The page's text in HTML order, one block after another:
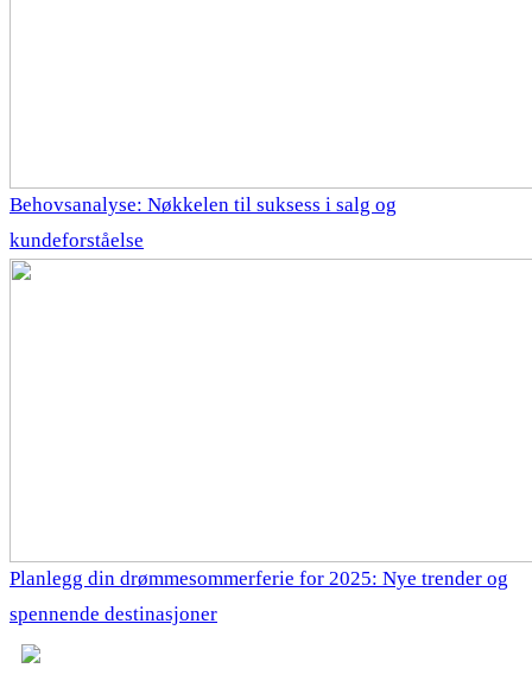
Behovsanalyse: Nøkkelen til suksess i salg og
kundeforståelse
Planlegg din drømmesommerferie for 2025: Nye trender og
spennende destinasjoner